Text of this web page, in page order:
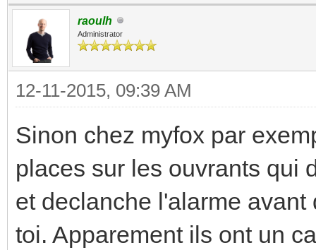
raoulh
Administrator
12-11-2015, 09:39 AM
Sinon chez myfox par
places sur les ouvrants qui
et declanche l'alarme
toi. Apparement ils ont un